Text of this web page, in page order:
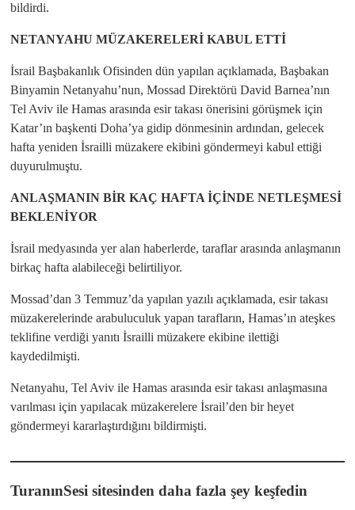
bildirdi.
NETANYAHU MÜZAKERELERİ KABUL ETTİ
İsrail Başbakanlık Ofisinden dün yapılan açıklamada, Başbakan
Binyamin Netanyahu’nun, Mossad Direktörü David Barnea’nın
Tel Aviv ile Hamas arasında esir takası önerisini görüşmek için
Katar’ın başkenti Doha’ya gidip dönmesinin ardından, gelecek
hafta yeniden İsrailli müzakere ekibini göndermeyi kabul ettiği
duyurulmuştu.
ANLAŞMANIN BİR KAÇ HAFTA İÇİNDE NETLEŞMESİ
BEKLENİYOR
İsrail medyasında yer alan haberlerde, taraflar arasında anlaşmanın
birkaç hafta alabileceği belirtiliyor.
Mossad’dan 3 Temmuz’da yapılan yazılı açıklamada, esir takası
müzakerelerinde arabuluculuk yapan tarafların, Hamas’ın ateşkes
teklifine verdiği yanıtı İsrailli müzakere ekibine ilettiği
kaydedilmişti.
Netanyahu, Tel Aviv ile Hamas arasında esir takası anlaşmasına
varılması için yapılacak müzakerelere İsrail’den bir heyet
göndermeyi kararlaştırdığını bildirmişti.
TuranınSesi sitesinden daha fazla şey keşfedin